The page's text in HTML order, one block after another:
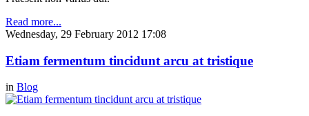
Read more...
Wednesday, 29 February 2012 17:08
Etiam fermentum tincidunt arcu at tristique
in Blog